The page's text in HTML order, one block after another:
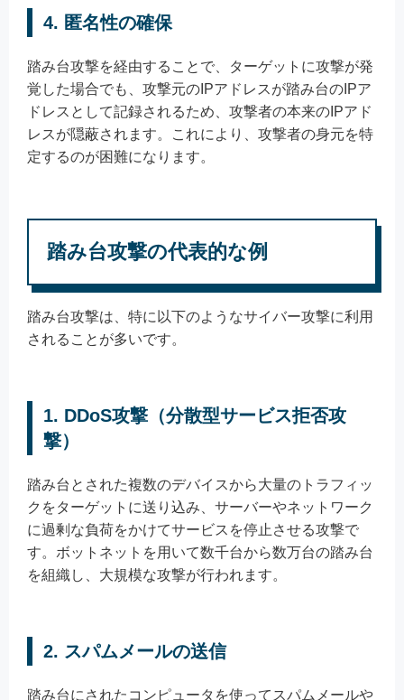
4. 匿名性の確保
踏み台攻撃を経由することで、ターゲットに攻撃が発
覚した場合でも、攻撃元のIPアドレスが踏み台のIPア
ドレスとして記録されるため、攻撃者の本来のIPアド
レスが隠蔽されます。これにより、攻撃者の身元を特
定するのが困難になります。
踏み台攻撃の代表的な例
踏み台攻撃は、特に以下のようなサイバー攻撃に利用
されることが多いです。
1. DDoS攻撃（分散型サービス拒否攻
撃）
踏み台とされた複数のデバイスから大量のトラフィッ
クをターゲットに送り込み、サーバーやネットワーク
に過剰な負荷をかけてサービスを停止させる攻撃で
す。ボットネットを用いて数千台から数万台の踏み台
を組織し、大規模な攻撃が行われます。
2. スパムメールの送信
踏み台にされたコンピュータを使ってスパムメールや